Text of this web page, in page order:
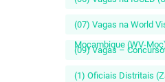
(07) Vagas na World
Moçambique (WV-
(09) Vagas –
(1) Oficiais Distritais